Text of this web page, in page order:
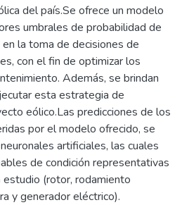
del país.Se ofrece un modelo
umbrales de probabilidad de
la toma de decisiones de
con el fin de optimizar los
Además, se brindan
esta estrategia de
eólico.Las predicciones de los
por el modelo ofrecido, se
artificiales, las cuales
de condición representativas
(rotor, rodamiento
y generador eléctrico).